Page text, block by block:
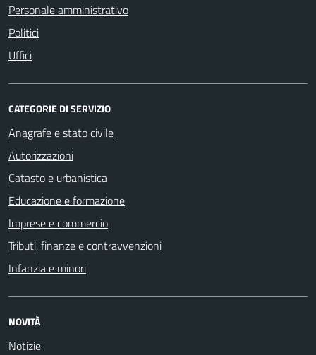
Personale amministrativo
Politici
Uffici
CATEGORIE DI SERVIZIO
Anagrafe e stato civile
Autorizzazioni
Catasto e urbanistica
Educazione e formazione
Imprese e commercio
Tributi, finanze e contravvenzioni
Infanzia e minori
NOVITÀ
Notizie